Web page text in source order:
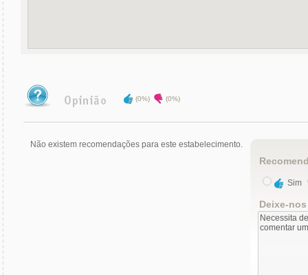
(0%) (0%)
Não existem recomendações para este estabelecimento.
Sim
Deixe-